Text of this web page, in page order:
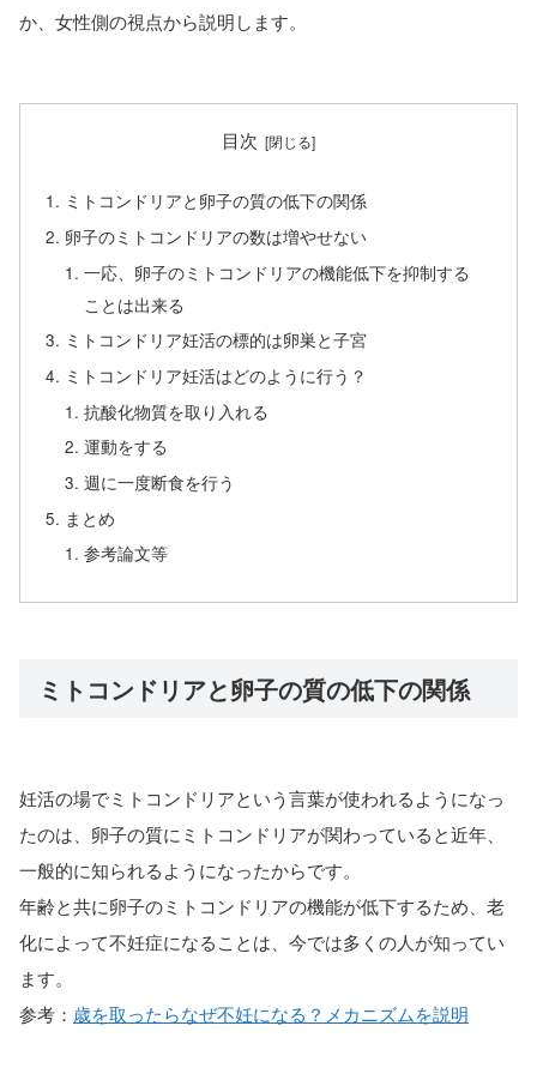
か、女性側の視点から説明します。
目次
ミトコンドリアと卵子の質の低下の関係
卵子のミトコンドリアの数は増やせない
一応、卵子のミトコンドリアの機能低下を抑制する
ことは出来る
ミトコンドリア妊活の標的は卵巣と子宮
ミトコンドリア妊活はどのように行う？
抗酸化物質を取り入れる
運動をする
週に一度断食を行う
まとめ
参考論文等
ミトコンドリアと卵子の質の低下の関係
妊活の場でミトコンドリアという言葉が使われるようになっ
たのは、卵子の質にミトコンドリアが関わっていると近年、
一般的に知られるようになったからです。
年齢と共に卵子のミトコンドリアの機能が低下するため、老
化によって不妊症になることは、今では多くの人が知ってい
ます。
参考： 歳を取ったらなぜ不妊になる？メカニズムを説明